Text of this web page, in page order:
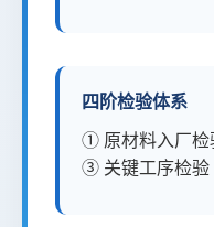
四阶检验体系
① 原材料入厂
③ 关键工序检